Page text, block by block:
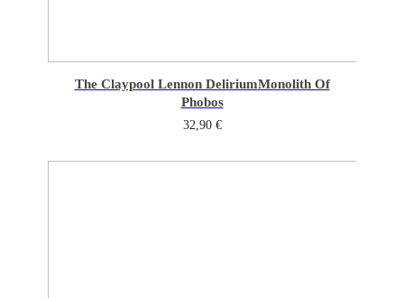
The Claypool Lennon DeliriumMonolith Of
Phobos
32,90 €